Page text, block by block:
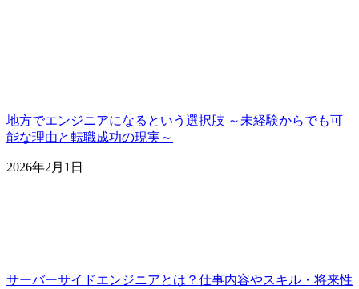
地方でエンジニアになるという選択肢 ～未経験からでも可
能な理由と転職成功の現実～
2026年2月1日
サーバーサイドエンジニアとは？仕事内容やスキル・将来性